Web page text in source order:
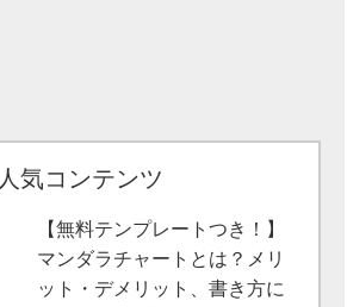
人気コンテンツ
【無料テンプレートつき！】
マンダラチャートとは？メリ
ット・デメリット、書き方に